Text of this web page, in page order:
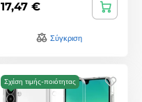
17,47 €
Σύγκριση
Σχέση τιμής-ποιότητας